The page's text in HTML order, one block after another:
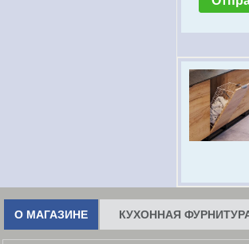
О МАГАЗИНЕ КУХОННАЯ